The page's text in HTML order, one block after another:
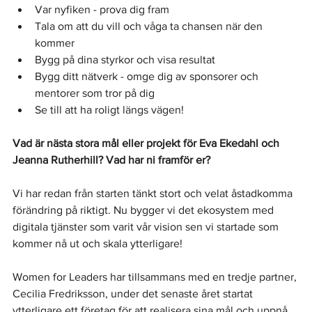
Var nyfiken - prova dig fram
Tala om att du vill och våga ta chansen när den
kommer
Bygg på dina styrkor och visa resultat
Bygg ditt nätverk - omge dig av sponsorer och
mentorer som tror på dig
Se till att ha roligt längs vägen!
Vad är nästa stora mål eller projekt för Eva Ekedahl och
Jeanna Rutherhill? Vad har ni framför er?
Vi har redan från starten tänkt stort och velat åstadkomma
förändring på riktigt. Nu bygger vi det ekosystem med
digitala tjänster som varit vår vision sen vi startade som
kommer nå ut och skala ytterligare!
Women for Leaders har tillsammans med en tredje partner,
Cecilia Fredriksson, under det senaste året startat